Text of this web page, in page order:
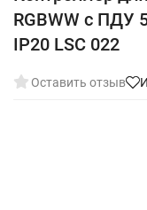
RGBWW c ПДУ
IP20 LSC 022
Оставить отзыв